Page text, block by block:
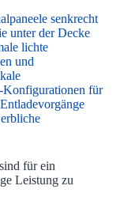
senkrecht
unter der Decke
lichte
und
Konfigurationen für
für ein
Leistung zu